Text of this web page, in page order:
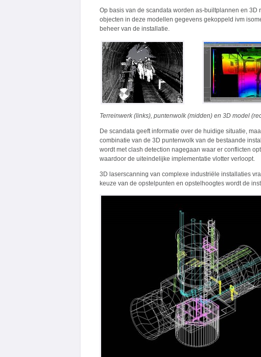
Op basis van de scandata worden as-builtplannen en
objecten in deze modellen gegevens gekoppeld ivm
beheer van de installatie.
Terreinwerk (links), puntenwolk (midden) en 3D model
De scandata geeft informatie over de huidige situatie,
combinatie van de 3D puntenwolk van de bestaande
wordt met clash detection nagegaan waar er conflicten
waardoor de uiteindelijke implementatie vlotter verloopt.
3D laserscanning van complexe industriële installaties
keuze van de opstelpunten en opstelhoogtes wordt de